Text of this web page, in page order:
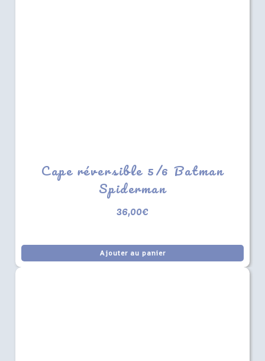
Cape réversible 5/6 Batman
Spiderman
36,00€
Ajouter au panier